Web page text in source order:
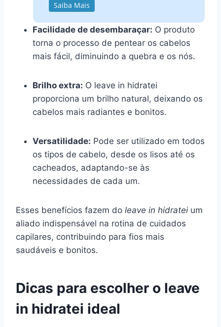
Saiba Mais
Facilidade de desembaraçar: O produto
torna o processo de pentear os cabelos
mais fácil, diminuindo a quebra e os nós.
Brilho extra: O leave in hidratei
proporciona um brilho natural, deixando os
cabelos mais radiantes e bonitos.
Versatilidade: Pode ser utilizado em todos
os tipos de cabelo, desde os lisos até os
cacheados, adaptando-se às
necessidades de cada um.
Esses benefícios fazem do leave in hidratei um
aliado indispensável na rotina de cuidados
capilares, contribuindo para fios mais
saudáveis e bonitos.
Dicas para escolher o leave
in hidratei ideal